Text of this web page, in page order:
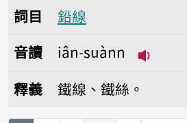
詞目
鉛線
音讀
iân-suànn
釋義 鐵線、鐵絲。